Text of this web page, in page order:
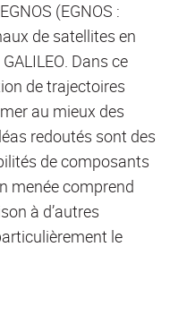
(EGNOS :
de satellites en
Dans ce
de trajectoires
au mieux des
redoutés sont des
de composants
menée comprend
à d’autres
le